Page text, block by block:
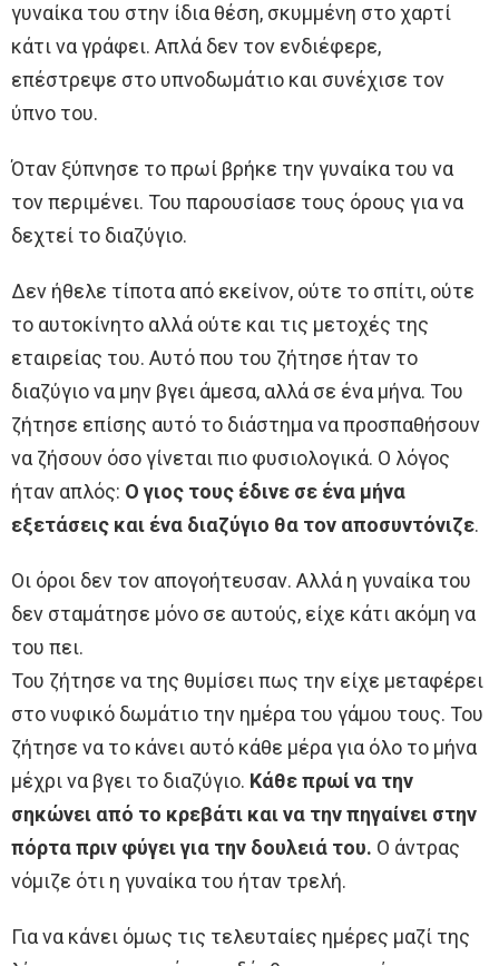
γυναίκα του στην ίδια θέση, σκυμμένη στο χαρτί
κάτι να γράφει. Απλά δεν τον ενδιέφερε,
επέστρεψε στο υπνοδωμάτιο και συνέχισε τον
ύπνο του.
Όταν ξύπνησε το πρωί βρήκε την γυναίκα του να
τον περιμένει. Του παρουσίασε τους όρους για να
δεχτεί το διαζύγιο.
Δεν ήθελε τίποτα από εκείνον, ούτε το σπίτι, ούτε
το αυτοκίνητο αλλά ούτε και τις μετοχές της
εταιρείας του. Αυτό που του ζήτησε ήταν το
διαζύγιο να μην βγει άμεσα, αλλά σε ένα μήνα. Του
ζήτησε επίσης αυτό το διάστημα να προσπαθήσουν
να ζήσουν όσο γίνεται πιο φυσιολογικά. Ο λόγος
ήταν απλός: Ο γιος τους έδινε σε ένα μήνα
εξετάσεις και ένα διαζύγιο θα τον αποσυντόνιζε.
Οι όροι δεν τον απογοήτευσαν. Αλλά η γυναίκα του
δεν σταμάτησε μόνο σε αυτούς, είχε κάτι ακόμη να
του πει.
Του ζήτησε να της θυμίσει πως την είχε μεταφέρει
στο νυφικό δωμάτιο την ημέρα του γάμου τους. Του
ζήτησε να το κάνει αυτό κάθε μέρα για όλο το μήνα
μέχρι να βγει το διαζύγιο. Κάθε πρωί να την
σηκώνει από το κρεβάτι και να την πηγαίνει στην
πόρτα πριν φύγει για την δουλειά του. Ο άντρας
νόμιζε ότι η γυναίκα του ήταν τρελή.
Για να κάνει όμως τις τελευταίες ημέρες μαζί της